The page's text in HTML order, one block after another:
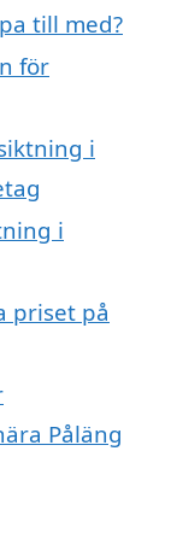
till med?
för
i
i
priset på
Påläng